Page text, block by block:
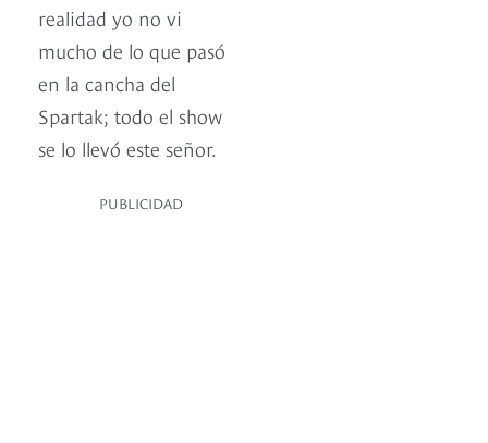
realidad yo no vi
mucho de lo que pasó
en la cancha del
Spartak; todo el show
se lo llevó este señor.
PUBLICIDAD